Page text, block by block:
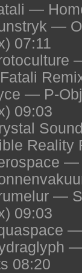
—
—
07:11
— P-
09:03
Reality
—
09:03
08:20